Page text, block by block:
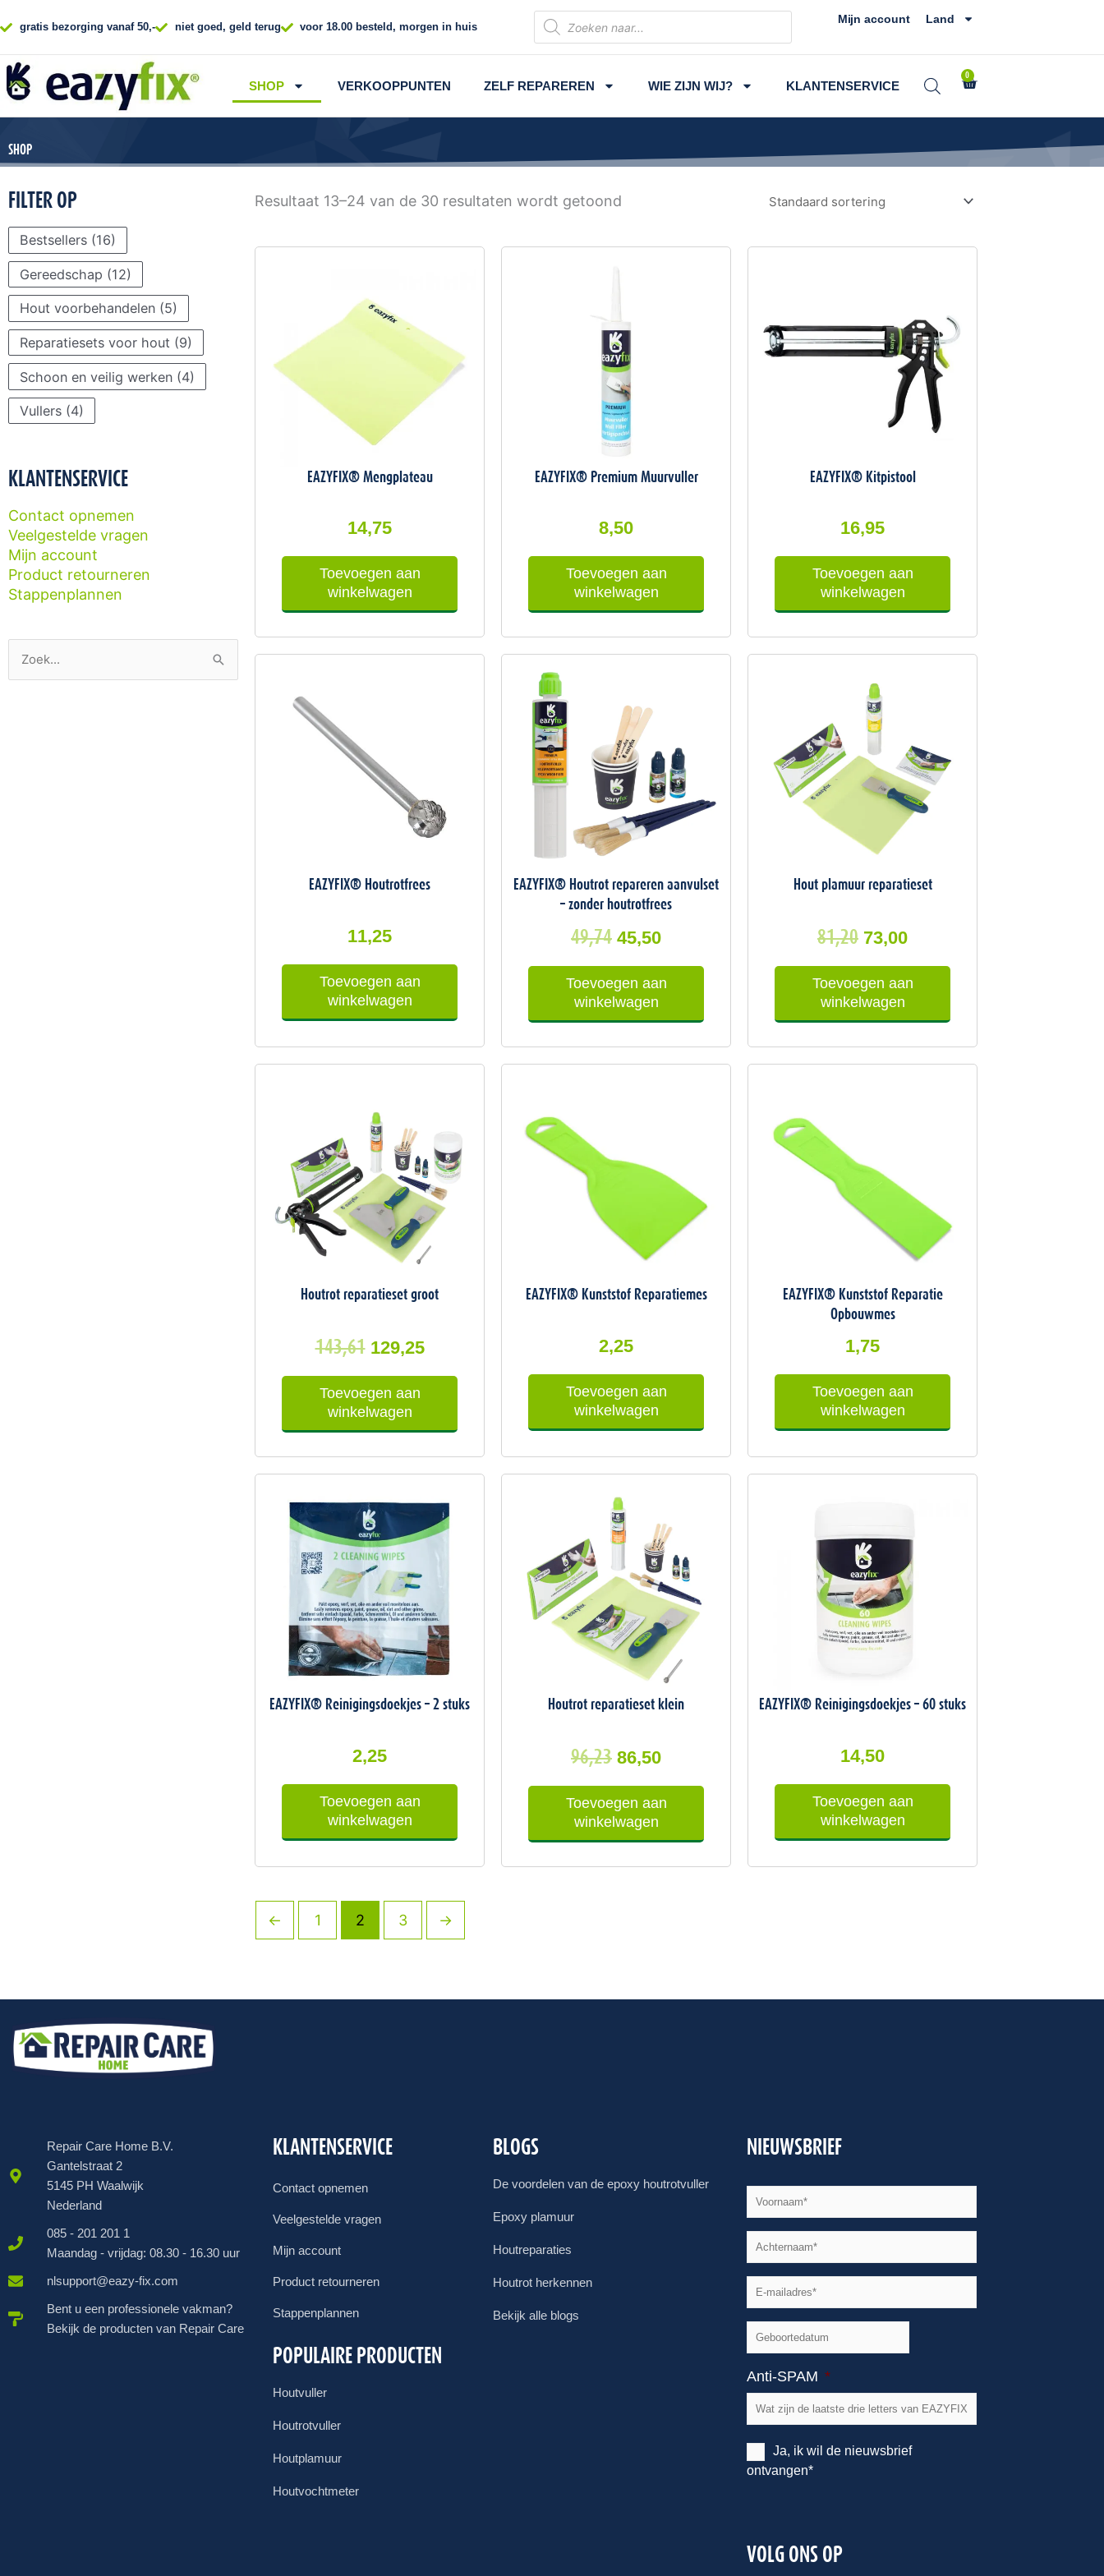
naar
inhoud
gratis bezorging vanaf 50,- niet goed, geld terug voor 18.00 besteld, morgen in huis
Producten
zoeken
Mijn account Land
SHOP VERKOOPPUNTEN ZELF REPAREREN WIE ZIJN WIJ? KLANTENSERVICE
0
Winkelwagen
SHOP
FILTER OP
Bestsellers (16)
Gereedschap (12)
Hout voorbehandelen (5)
Reparatiesets voor hout (9)
Schoon en veilig werken (4)
Vullers (4)
KLANTENSERVICE
Contact opnemen
Veelgestelde vragen
Mijn account
Product retourneren
Stappenplannen
Zoek
naar:
Resultaat 13–24 van de 30 resultaten wordt getoond
EAZYFIX® Mengplateau
14,75
Toevoegen aan
winkelwagen
EAZYFIX® Premium Muurvuller
8,50
Toevoegen aan
winkelwagen
EAZYFIX® Kitpistool
16,95
Toevoegen aan
winkelwagen
EAZYFIX® Houtrotfrees
11,25
Toevoegen aan
winkelwagen
EAZYFIX® Houtrot repareren aanvulset
– zonder houtrotfrees
49,74
was:
49,74.
45,50
Toevoegen aan
winkelwagen
Hout plamuur reparatieset
81,20
prijs
was:
81,20.
73,00
Toevoegen aan
winkelwagen
Houtrot reparatieset groot
143,61
was:
143,61.
129,25
129,25.
Toevoegen aan
winkelwagen
EAZYFIX® Kunststof Reparatiemes
2,25
Toevoegen aan
winkelwagen
EAZYFIX® Kunststof Reparatie
Opbouwmes
1,75
Toevoegen aan
winkelwagen
EAZYFIX® Reinigingsdoekjes – 2 stuks
2,25
Toevoegen aan
winkelwagen
Houtrot reparatieset klein
96,23
prijs
was:
96,23.
86,50
is:
86,50.
Toevoegen aan
winkelwagen
EAZYFIX® Reinigingsdoekjes – 60 stuks
14,50
Toevoegen aan
winkelwagen
← 1 2 3 →
Repair Care Home B.V.
Gantelstraat 2
5145 PH Waalwijk
Nederland
085 - 201 201 1
Maandag - vrijdag: 08.30 - 16.30 uur
nlsupport@eazy-fix.com
Bent u een professionele vakman?
Bekijk de producten van Repair Care
KLANTENSERVICE
Contact opnemen
Veelgestelde vragen
Mijn account
Product retourneren
Stappenplannen
POPULAIRE PRODUCTEN
Houtvuller
Houtrotvuller
Houtplamuur
Houtvochtmeter
BLOGS
De voordelen van de epoxy houtrotvuller
Epoxy plamuur
Houtreparaties
Houtrot herkennen
Bekijk alle blogs
NIEUWSBRIEF
Naam
Naam
E-
mailadres *
Geboortedatum
dash
MM
DD
Anti-SPAM *
Wil
je
*
Ja, ik wil de nieuwsbrief
ontvangen*
VOLG ONS OP